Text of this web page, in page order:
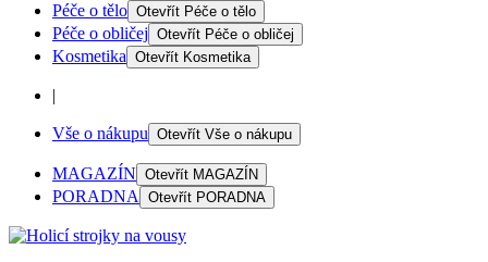
Péče o tělo Otevřít Péče o tělo
Péče o obličej Otevřít Péče o obličej
Kosmetika Otevřít Kosmetika
|
Vše o nákupu Otevřít Vše o nákupu
MAGAZÍN Otevřít MAGAZÍN
PORADNA Otevřít PORADNA